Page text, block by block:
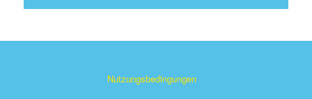
Nutzungsbedingungen